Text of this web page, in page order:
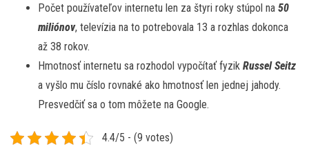
Počet používateľov internetu len za štyri roky stúpol na 50
miliónov, televízia na to potrebovala 13 a rozhlas dokonca
až 38 rokov.
Hmotnosť internetu sa rozhodol vypočítať fyzik Russel Seitz
a vyšlo mu číslo rovnaké ako hmotnosť len jednej jahody.
Presvedčiť sa o tom môžete na Google.
4.4/5 - (9 votes)